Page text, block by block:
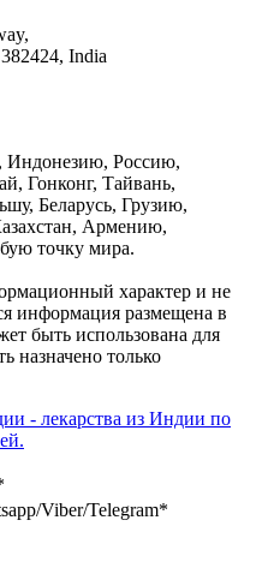
India
Индонезию, Россию,
Гонконг, Тайвань,
Беларусь, Грузию,
Армению,
точку мира.
характер и не
информация размещена в
быть использована для
назначено только
- лекарства из Индии по
Viber/Telegram*